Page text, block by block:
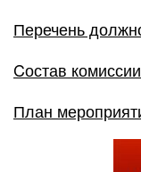
Перечень
Cостав
План